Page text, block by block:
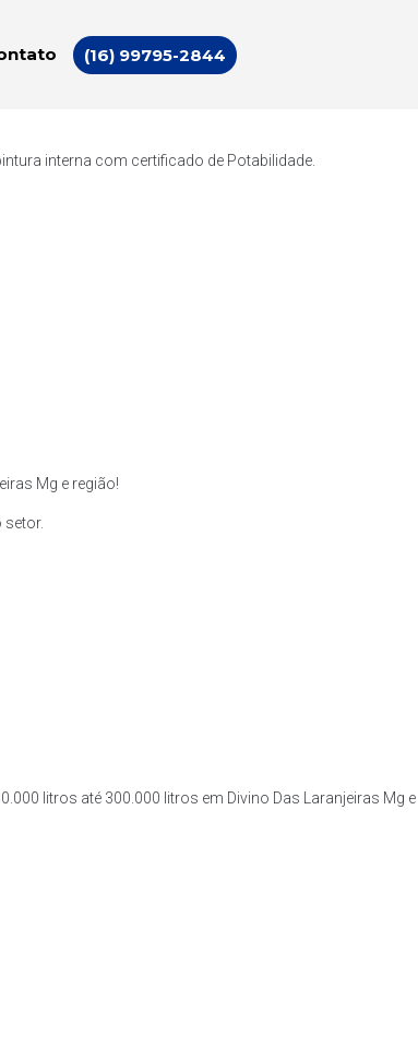
(16) 99795-2844
interna com certificado de Potabilidade.
Mg e região!
litros até 300.000 litros em Divino Das Laranjeiras Mg e